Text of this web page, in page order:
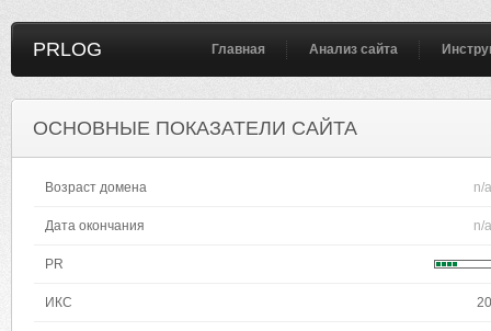
PRLOG Главная Анализ сайта
ОСНОВНЫЕ ПОКАЗАТЕЛИ САЙТА
Возраст домена n/a
Дата окончания n/a
PR
ИКС 20